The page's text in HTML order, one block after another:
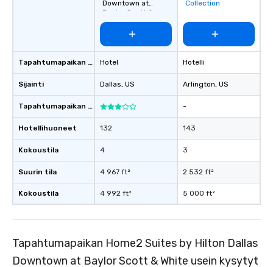
booked to the minute
have nothing to
remember to submit
date any dietary
allergies for anyone
about waiting in line
restaurant or being
immediate seating
What’s more, your
a special warm
from the restaurant
be printed featuring
those Instagram
For added ease, we
Tapahtumapaikan tyyppi
Sijainti
Tapahtumapaikan luokitus
Hotellihuoneet
Kokoustila
Suurin tila
Kokoustila
Downtown at
Baylor Scott &
White
Hotel
Dallas, US
132
4
4 967 ft²
4 992 ft²
Collection
Hotelli
Arlington, US
-
143
3
2 532 ft²
5 000 ft²
Tapahtumapaikan Home2 Suites by Hilton Dallas
Downtown at Baylor Scott & White usein kysytyt